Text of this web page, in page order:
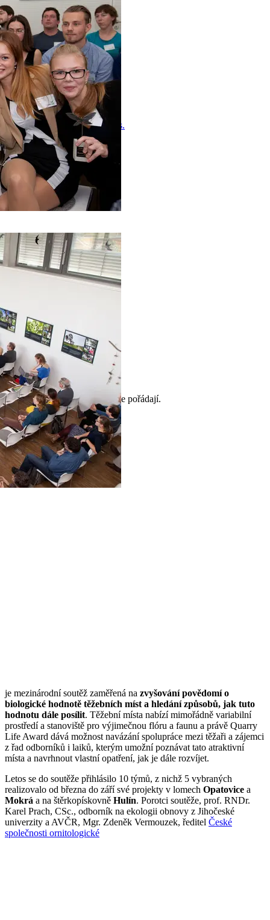
, aČeskomoravský cement, a.s.
, které soutěž v České republice pořádají.
Quarry Life Award
je mezinárodní soutěž zaměřená na zvyšování povědomí o
biologické hodnotě těžebních míst a hledání způsobů, jak tuto
hodnotu dále posílit. Těžební místa nabízí mimořádně variabilní
prostředí a stanoviště pro výjimečnou flóru a faunu a právě Quarry
Life Award dává možnost navázání spolupráce mezi těžaři a zájemci
z řad odborníků i laiků, kterým umožní poznávat tato atraktivní
místa a navrhnout vlastní opatření, jak je dále rozvíjet.
Letos se do soutěže přihlásilo 10 týmů, z nichž 5 vybraných
realizovalo od března do září své projekty v lomech Opatovice a
Mokrá a na štěrkopískovně Hulín. Porotci soutěže, prof. RNDr.
Karel Prach, CSc., odborník na ekologii obnovy z Jihočeské
univerzity a AVČR, Mgr. Zdeněk Vermouzek, ředitel České
společnosti ornitologické